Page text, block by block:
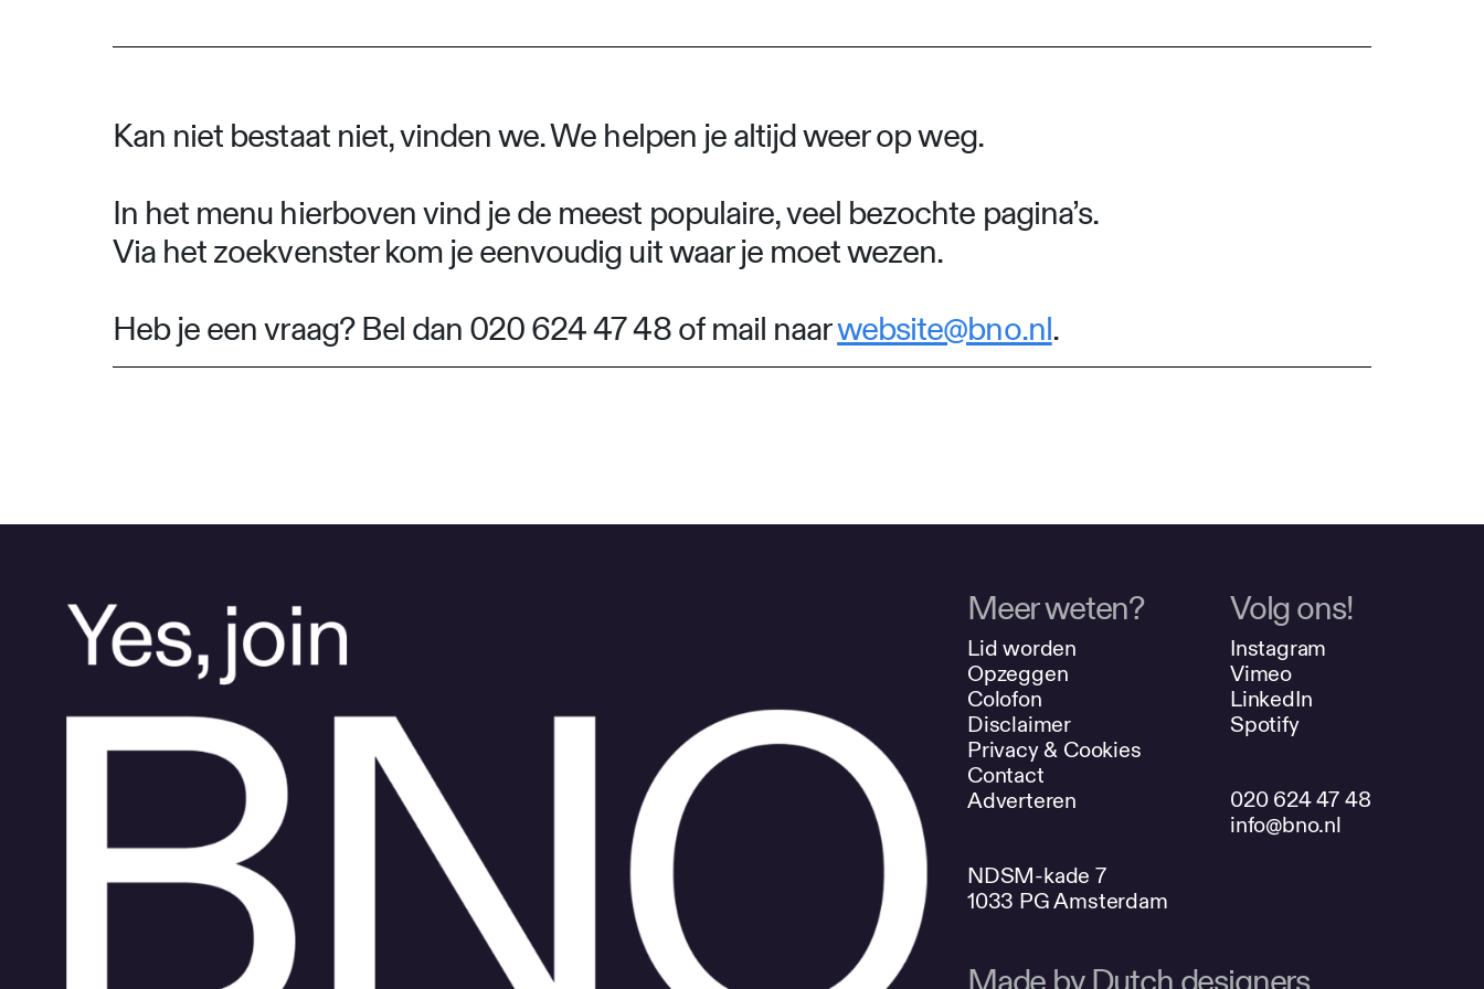
Kan niet bestaat niet, vinden we. We helpen je altijd weer op weg.
In het menu hierboven vind je de meest populaire, veel bezochte pagina’s.
Via het zoekvenster kom je eenvoudig uit waar je moet wezen.
Heb je een vraag? Bel dan 020 624 47 48 of mail naarwebsite@bno.nl.
Meer weten?
Lid worden
Opzeggen
Colofon
Disclaimer
Privacy & Cookies
Contact
Adverteren
NDSM-kade 7
1033 PG Amsterdam
Volg ons!
Instagram
Vimeo
LinkedIn
Spotify
020 624 47 48
info@bno.nl